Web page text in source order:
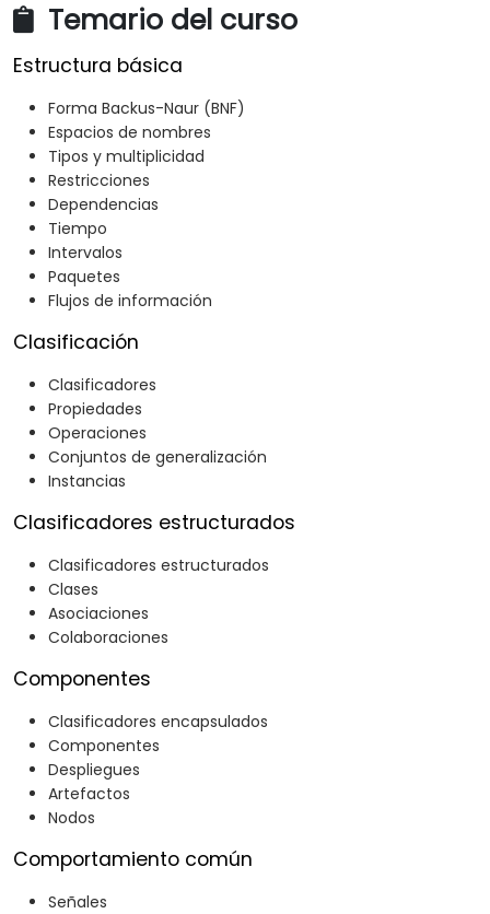
Temario del curso
Estructura básica
Forma Backus-Naur (BNF)
Espacios de nombres
Tipos y multiplicidad
Restricciones
Dependencias
Tiempo
Intervalos
Paquetes
Flujos de información
Clasificación
Clasificadores
Propiedades
Operaciones
Conjuntos de generalización
Instancias
Clasificadores estructurados
Clasificadores estructurados
Clases
Asociaciones
Colaboraciones
Componentes
Clasificadores encapsulados
Componentes
Despliegues
Artefactos
Nodos
Comportamiento común
Señales